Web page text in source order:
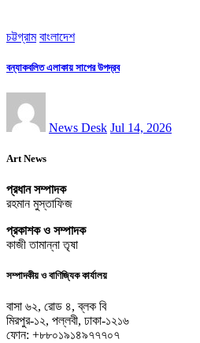
চট্টগ্রাম বাংলাদেশ
বন্যাকবলিত এলাকায় সাপের উপদ্রব
News Desk Jul 14, 2026
Art News
প্রধান সম্পাদক
রহমান মুস্তাফিজ
প্রকাশক ও সম্পাদক
কাজী তামান্না তৃষা
সম্পাদকীয় ও বাণিজ্যিক কার্যালয়
বাসা ৬২, রোড ৪, ব্লক বি
মিরপুর-১২, পল্লবী, ঢাকা-১২১৬
ফোন: +৮৮০১৯১৪৯৭৭৭০৭